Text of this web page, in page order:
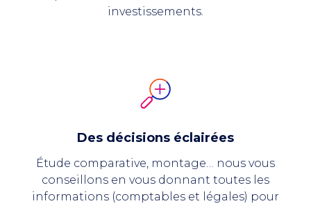
investissements.
Des décisions éclairées
Étude comparative, montage… nous vous
conseillons en vous donnant toutes les
informations (comptables et légales) pour